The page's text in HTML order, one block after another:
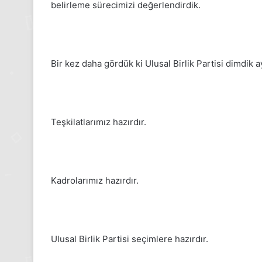
belirleme sürecimizi değerlendirdik.
Bir kez daha gördük ki Ulusal Birlik Partisi dimdik
Teşkilatlarımız hazırdır.
Kadrolarımız hazırdır.
Ulusal Birlik Partisi seçimlere hazırdır.
24 Kasım Pazartesi